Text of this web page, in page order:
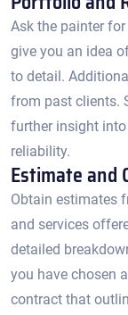
Ask the painter
give you an idea
to detail.
from past clients.​
further insight
reliability.​
Estimate and
Obtain estimates
and services
detailed
you have chosen
contract that